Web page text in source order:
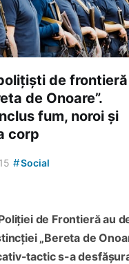
de
de Onoare”.
fum, noroi și
corp
#Social
de Frontieră au
„Bereta de
tactic s-a